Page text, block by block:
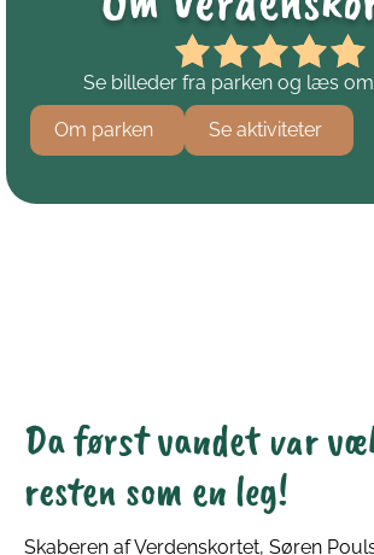
Se billeder fra parken og læs
Om parken Se aktiviteter
Da først vandet var
resten som en leg!
Skaberen af Verdenskortet, Søren